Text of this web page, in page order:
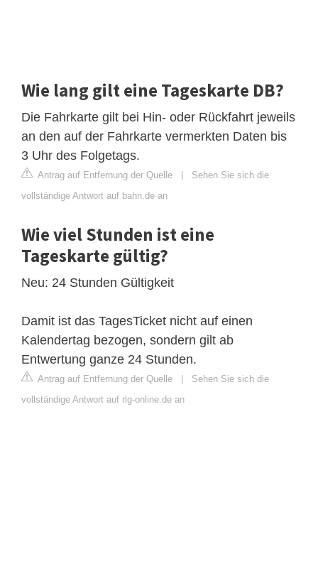
Wie lang gilt eine Tageskarte DB?
Die Fahrkarte gilt bei Hin- oder Rückfahrt jeweils
an den auf der Fahrkarte vermerkten Daten bis
3 Uhr des Folgetags.
Antrag auf Entfernung der Quelle
Sehen Sie sich die
vollständige Antwort auf bahn.de an
Wie viel Stunden ist eine
Tageskarte gültig?
Neu: 24 Stunden Gültigkeit
Damit ist das TagesTicket nicht auf einen
Kalendertag bezogen, sondern gilt ab
Entwertung ganze 24 Stunden.
Antrag auf Entfernung der Quelle
Sehen Sie sich die
vollständige Antwort auf rlg-online.de an